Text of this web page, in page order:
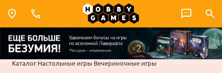
Каталог Настольные игры Вечериночные игры